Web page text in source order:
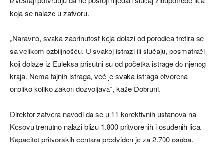
koja se nalaze u zatvoru.
„Naravno, svaka zabrinutost koja dolazi od porodica tretira se
sa velikom ozbiljnošću. U svakoj istrazi ili slučaju, posmatrači
koji dolaze iz Euleksa prisutni su od početka istrage do njenog
kraja. Nema tajnih istraga, već je svaka istraga otvorena
onoliko koliko zakon dozvoljava“, kaže Dobruni.
Direktor zatvora navodi da se u 11 korektivnih ustanova na
Kosovu trenutno nalazi blizu 1.800 pritvorenih i osuđenih lica.
Kapacitet pritvorskih centara predviđen je za 2.700 osoba.